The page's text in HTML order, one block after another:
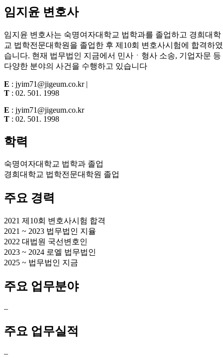
임지윤 변호사
임지윤 변호사는 숙명여자대학교 법학과를 졸업하고 경희대학
교 법학전문대학원을 졸업한 후 제10회 변호사시험에 합격하였
습니다. 현재 법무법인 지금에서 민사ㆍ형사 소송, 기업자문 등
다양한 분야의 사건을 수행하고 있습니다
E : jyim71@jigeum.co.kr |
T : 02. 501. 1998
E : jyim71@jigeum.co.kr
T : 02. 501. 1998
학력
숙명여자대학교 법학과 졸업
경희대학교 법학전문대학원 졸업
주요 경력
2021 제10회 변호사시험 합격
2021 ~ 2023 법무법인 지율
2022 대법원 국선변호인
2023 ~ 2024 로엘 법무법인
2025 ~ 법무법인 지금
주요 업무분야​
–
주요 업무실적
–